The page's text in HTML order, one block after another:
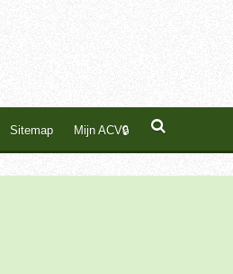
Sitemap Mijn ACV🔒